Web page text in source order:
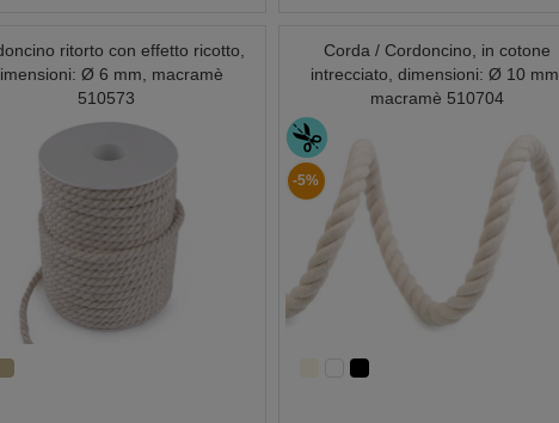
ritorto con effetto ricotto,
Ø 6 mm, macramè
510573
Corda / Cordoncino, in cotone
intrecciato, dimensioni: Ø 10 mm,
macramè 510704
-5%